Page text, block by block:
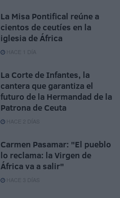
La Misa Pontifical reúne a
cientos de ceutíes en la
iglesia de África
HACE 1 DÍA
La Corte de Infantes, la
cantera que garantiza el
futuro de la Hermandad de la
Patrona de Ceuta
HACE 2 DÍAS
Carmen Pasamar: "El pueblo
lo reclama: la Virgen de
África va a salir"
HACE 3 DÍAS